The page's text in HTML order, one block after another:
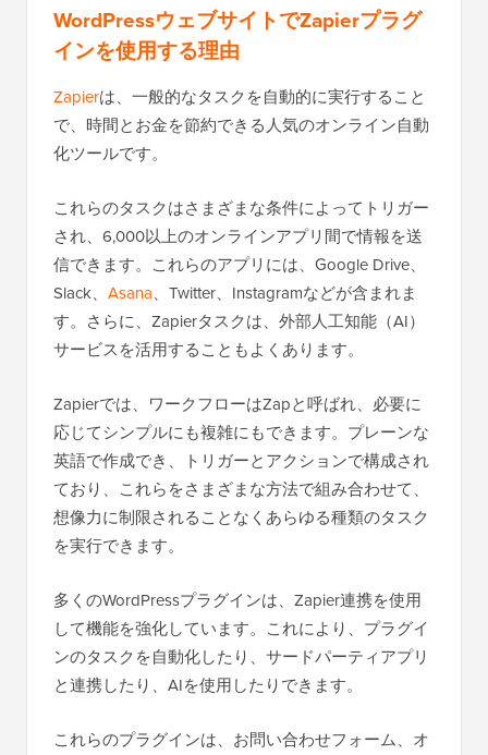
WordPressウェブサイトでZapierプラグ
インを使用する理由
Zapierは、一般的なタスクを自動的に実行すること
で、時間とお金を節約できる人気のオンライン自動
化ツールです。
これらのタスクはさまざまな条件によってトリガー
され、6,000以上のオンラインアプリ間で情報を送
信できます。これらのアプリには、Google Drive、
Slack、 Asana、Twitter、Instagramなどが含まれま
す。さらに、Zapierタスクは、外部人工知能（AI）
サービスを活用することもよくあります。
Zapierでは、ワークフローはZapと呼ばれ、必要に
応じてシンプルにも複雑にもできます。プレーンな
英語で作成でき、トリガーとアクションで構成され
ており、これらをさまざまな方法で組み合わせて、
想像力に制限されることなくあらゆる種類のタスク
を実行できます。
多くのWordPressプラグインは、Zapier連携を使用
して機能を強化しています。これにより、プラグイ
ンのタスクを自動化したり、サードパーティアプリ
と連携したり、AIを使用したりできます。
これらのプラグインは、お問い合わせフォーム、オ